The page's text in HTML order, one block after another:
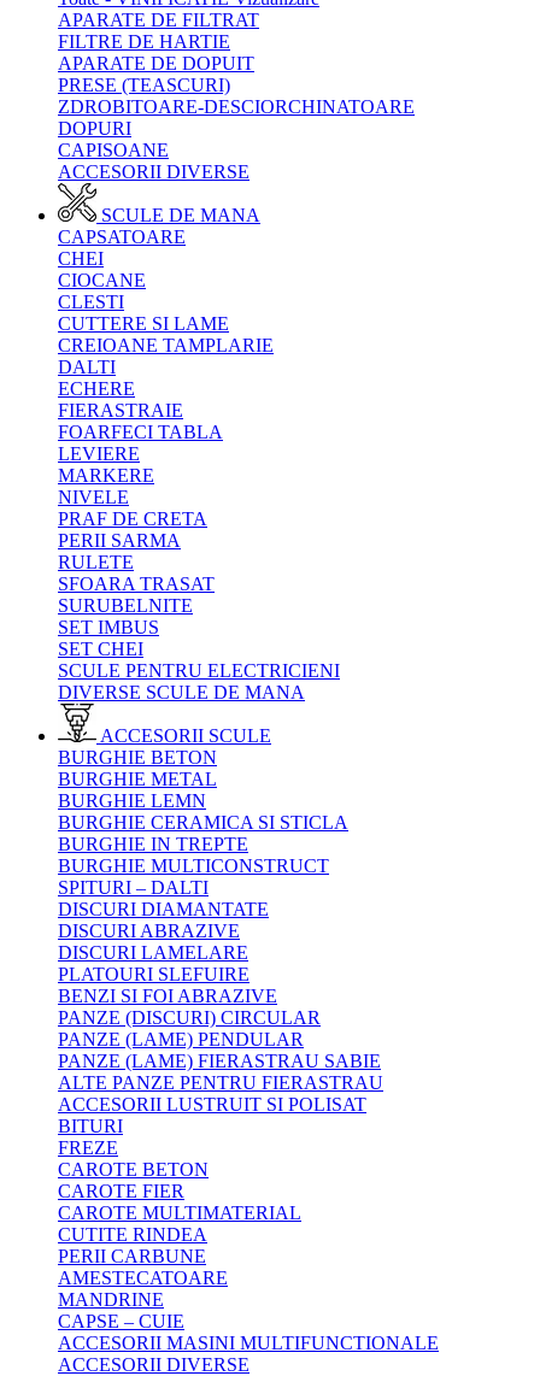
APARATE DE FILTRAT
FILTRE DE HARTIE
APARATE DE DOPUIT
PRESE (TEASCURI)
ZDROBITOARE-DESCIORCHINATOARE
DOPURI
CAPISOANE
ACCESORII DIVERSE
SCULE DE MANA
CAPSATOARE
CHEI
CIOCANE
CLESTI
CUTTERE SI LAME
CREIOANE TAMPLARIE
DALTI
ECHERE
FIERASTRAIE
FOARFECI TABLA
LEVIERE
MARKERE
NIVELE
PRAF DE CRETA
PERII SARMA
RULETE
SFOARA TRASAT
SURUBELNITE
SET IMBUS
SET CHEI
SCULE PENTRU ELECTRICIENI
DIVERSE SCULE DE MANA
ACCESORII SCULE
BURGHIE BETON
BURGHIE METAL
BURGHIE LEMN
BURGHIE CERAMICA SI STICLA
BURGHIE IN TREPTE
BURGHIE MULTICONSTRUCT
SPITURI – DALTI
DISCURI DIAMANTATE
DISCURI ABRAZIVE
DISCURI LAMELARE
PLATOURI SLEFUIRE
BENZI SI FOI ABRAZIVE
PANZE (DISCURI) CIRCULAR
PANZE (LAME) PENDULAR
PANZE (LAME) FIERASTRAU SABIE
ALTE PANZE PENTRU FIERASTRAU
ACCESORII LUSTRUIT SI POLISAT
BITURI
FREZE
CAROTE BETON
CAROTE FIER
CAROTE MULTIMATERIAL
CUTITE RINDEA
PERII CARBUNE
AMESTECATOARE
MANDRINE
CAPSE – CUIE
ACCESORII MASINI MULTIFUNCTIONALE
ACCESORII DIVERSE